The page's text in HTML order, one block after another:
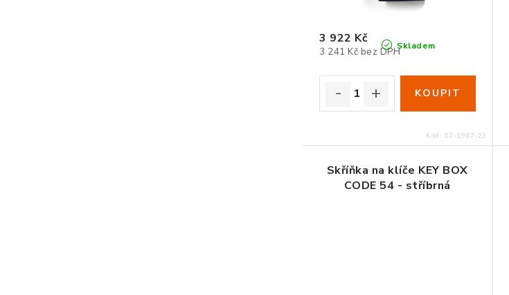
Skladem
3 241 Kč bez DPH
3 922 Kč
Kód: 02-1967-23
Skříňka na klíče KEY BOX
CODE 54 - stříbrná